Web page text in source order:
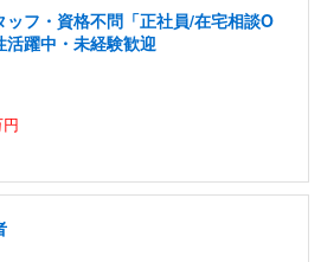
フ・資格不問「正社員/在宅相談O
活躍中・未経験歓迎